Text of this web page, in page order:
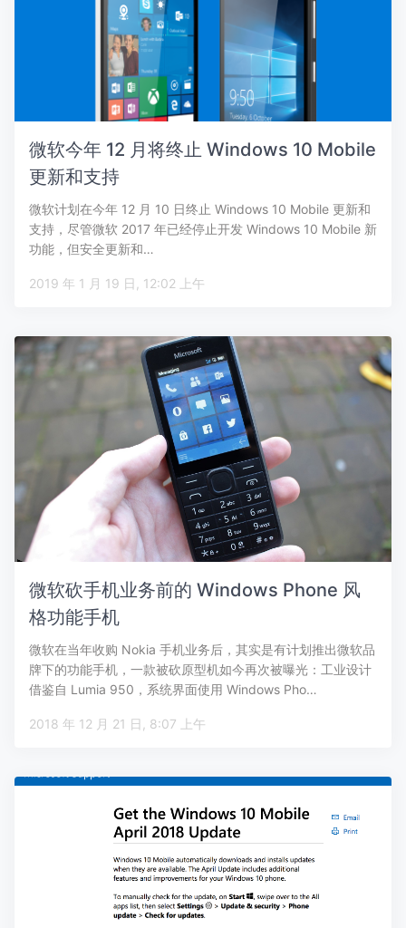
微软今年 12 月将终止 Windows 10 Mobile
更新和支持
微软计划在今年 12 月 10 日终止 Windows 10 Mobile 更新和
支持，尽管微软 2017 年已经停止开发 Windows 10 Mobile 新
功能，但安全更新和…
2019 年 1 月 19 日, 12:02 上午
微软砍手机业务前的 Windows Phone 风
格功能手机
微软在当年收购 Nokia 手机业务后，其实是有计划推出微软品
牌下的功能手机，一款被砍原型机如今再次被曝光：工业设计
借鉴自 Lumia 950，系统界面使用 Windows Pho…
2018 年 12 月 21 日, 8:07 上午